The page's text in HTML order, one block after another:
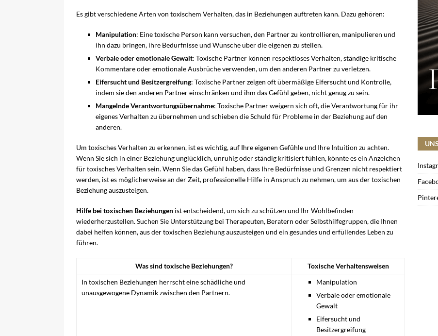
Es gibt verschiedene Arten von toxischem Verhalten, das in Beziehungen auftreten kann. Dazu gehören:
Manipulation: Eine toxische Person kann versuchen, den Partner zu kontrollieren, manipulieren und
ihn dazu bringen, ihre Bedürfnisse und Wünsche über die eigenen zu stellen.
Verbale oder emotionale Gewalt: Toxische Partner können respektloses Verhalten, ständige kritische
Kommentare oder emotionale Ausbrüche verwenden, um den anderen Partner zu verletzen.
Eifersucht und Besitzergreifung: Toxische Partner zeigen oft übermäßige Eifersucht und Kontrolle,
indem sie den anderen Partner einschränken und ihm das Gefühl geben, nicht genug zu sein.
Mangelnde Verantwortungsübernahme: Toxische Partner weigern sich oft, die Verantwortung für ihr
eigenes Verhalten zu übernehmen und schieben die Schuld für Probleme in der Beziehung auf den
anderen.
Um toxisches Verhalten zu erkennen, ist es wichtig, auf Ihre eigenen Gefühle und Ihre Intuition zu achten.
Wenn Sie sich in einer Beziehung unglücklich, unruhig oder ständig kritisiert fühlen, könnte es ein Anzeichen
für toxisches Verhalten sein. Wenn Sie das Gefühl haben, dass Ihre Bedürfnisse und Grenzen nicht respektiert
werden, ist es möglicherweise an der Zeit, professionelle Hilfe in Anspruch zu nehmen, um aus der toxischen
Beziehung auszusteigen.
Hilfe bei toxischen Beziehungen ist entscheidend, um sich zu schützen und Ihr Wohlbefinden
wiederherzustellen. Suchen Sie Unterstützung bei Therapeuten, Beratern oder Selbsthilfegruppen, die Ihnen
dabei helfen können, aus der toxischen Beziehung auszusteigen und ein gesundes und erfüllendes Leben zu
führen.
Was sind toxische Beziehungen?
Toxische Verhaltensweisen
In toxischen Beziehungen herrscht eine schädliche und
unausgewogene Dynamik zwischen den Partnern.
Manipulation
Verbale oder emotionale
Gewalt
Eifersucht und
Besitzergreifung